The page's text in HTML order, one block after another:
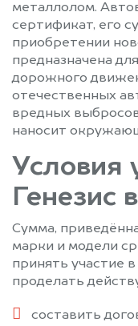
металлолом.
сертификат, его
приобретении
предназначена
дорожного
отечественных
вредных
наносит
Условия
Генезис
Сумма,
марки и модели
принять участие
проделать
составить